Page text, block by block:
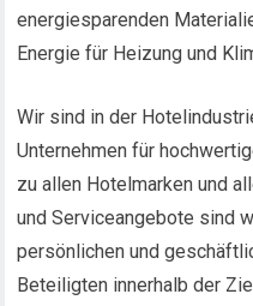
energiesparenden
Energie für Heizung und
Wir sind in der
Unternehmen für
zu allen Hotelmarken und
und Serviceangebote sind
persönlichen und
Beteiligten innerhalb der